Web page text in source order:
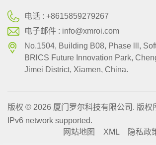
电话 :+8615859279267
电子邮件 : info@xmroi.com
No.1504, Building B08, Phase lll,
BRlCS Future Innovation Park,
Jimei District, Xiamen, China.
版权 © 2026 厦门罗尔科技有限公司. 版权
IPv6 network supported.
网站地图
XML 隐私政